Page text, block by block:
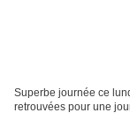
Superbe journée ce
retrouvées pour une